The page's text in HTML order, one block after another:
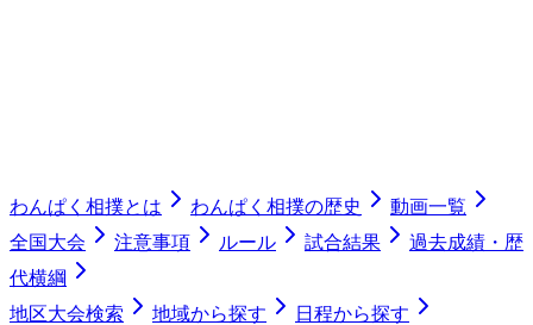
わんぱく相撲とは わんぱく相撲の歴史
動画一覧
全国大会
注意事項 ルール 試合結果
過去成績・歴
代横綱
地区大会検索
地域から探す
日程から探す